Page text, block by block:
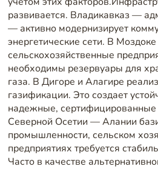
развивается. Владикавказ —
— активно модернизирует
энергетические сети. В
сельскохозяйственные
необходимы резервуары для
газа. В Дигоре и Алагире
газификации. Это создает
надежные, сертифицированные
Северной Осетии — Алании
промышленности, сельском
предприятиях требуется
Часто в качестве